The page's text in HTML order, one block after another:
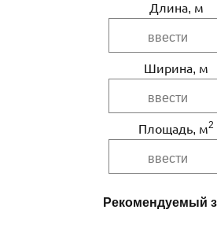
Длина, м
Ширина, м
Площадь, м2
Рекомендуемый